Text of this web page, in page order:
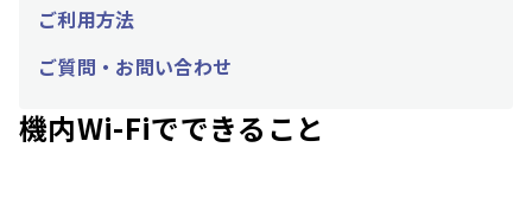
ご利用方法
ご質問・お問い合わせ
機内Wi-Fiでできること